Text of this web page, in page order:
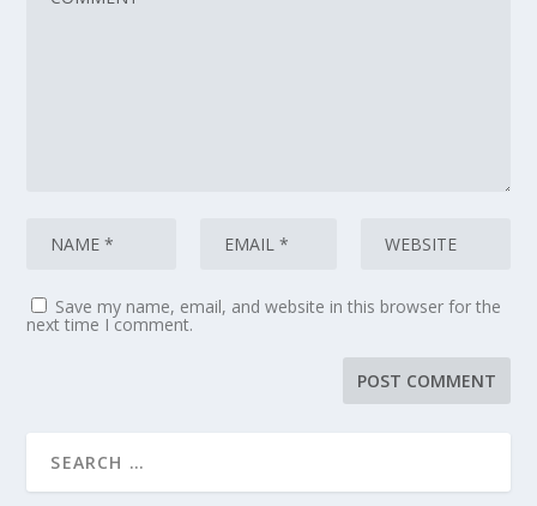
Save my name, email, and website in this browser for the
next time I comment.